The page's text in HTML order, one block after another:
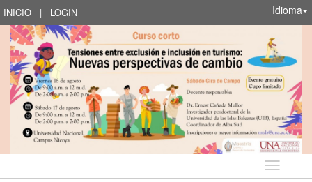
INICIO | LOGIN Idioma
Idioma